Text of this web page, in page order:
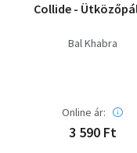
Collide -
Bal Khabra
Online ár:
3 590 Ft